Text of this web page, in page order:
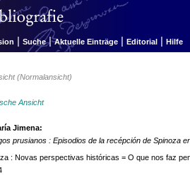
| Suche | Aktuelle Einträge | Editorial | Hilfe
(Normalansicht)
Ansicht
Jimena:
prusianos : Episodios de la recépción de Spinoza
: Novas perspectivas históricas = O que nos faz